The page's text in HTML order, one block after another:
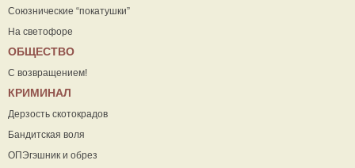
Союзнические “покатушки”
На светофоре
ОБЩЕСТВО
С возвращением!
КРИМИНАЛ
Дерзость скотокрадов
Бандитская воля
ОПЭгэшник и обрез